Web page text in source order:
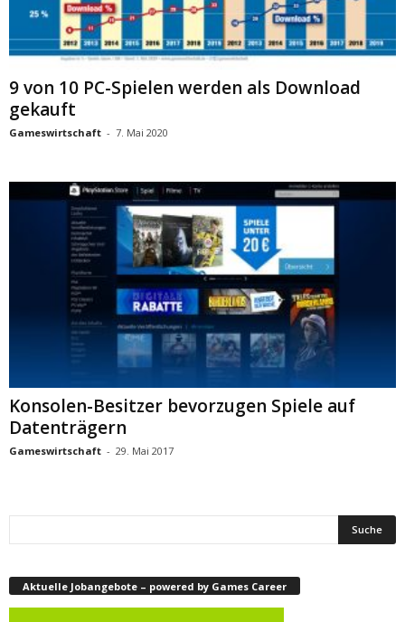
9 von 10 PC-Spielen werden als Download
gekauft
Gameswirtschaft - 7. Mai 2020
Konsolen-Besitzer bevorzugen Spiele auf
Datenträgern
Gameswirtschaft - 29. Mai 2017
Aktuelle Jobangebote – powered by Games Career